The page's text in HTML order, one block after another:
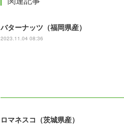
バターナッツ（福岡県産）
2023.11.04 08:36
ロマネスコ（茨城県産）